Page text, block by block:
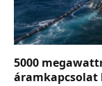
5000
áramkapcsolat